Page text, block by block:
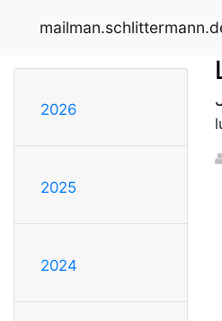
2026
2025
2024